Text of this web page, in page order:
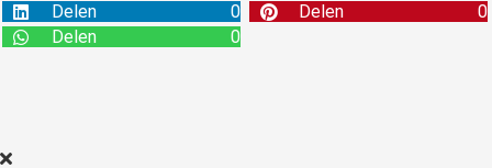
Delen
0 Delen
0
Delen
0